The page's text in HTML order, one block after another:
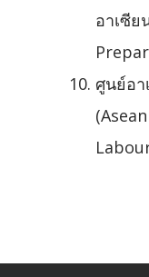
อาเซีย
ศูนย์อา